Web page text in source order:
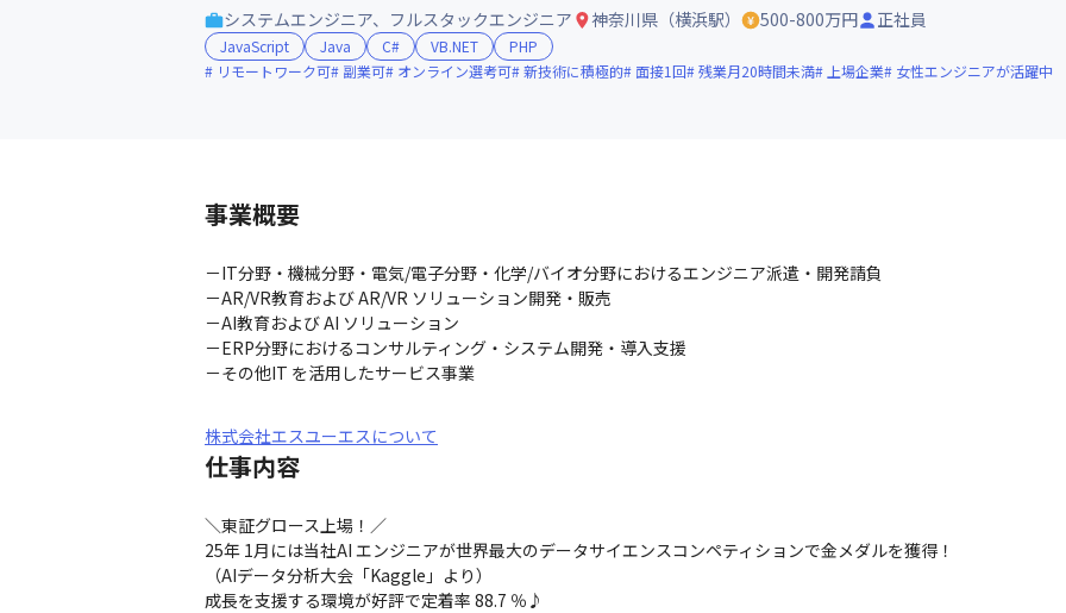
システムエンジニア、フルスタックエンジニア 神奈川県（横浜駅） 500-800万円 正社員
JavaScript Java C# VB.NET
PHP
リモートワーク可
副業可 オンライン選考可 新技術に積極的 面接1回 残業月20時間未満 上場企業 女性エンジニアが活躍中
事業概要
－IT分野・機械分野・電気/電子分野・化学/バイオ分野におけるエンジニア派遣・開発請負
－AR/VR教育および AR/VR ソリューション開発・販売
－AI教育および AI ソリューション
－ERP分野におけるコンサルティング・システム開発・導入支援
－その他IT を活用したサービス事業
株式会社エスユーエスについて
仕事内容
＼東証グロース上場！／
25年 1月には当社AI エンジニアが世界最大のデータサイエンスコンペティションで金メダルを獲得！
（AIデータ分析大会「Kaggle」より）
成長を支援する環境が好評で定着率 88.7 ％♪